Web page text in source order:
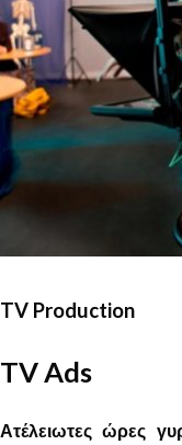
TV Production
TV Ads
Ατέλειωτες ώρες